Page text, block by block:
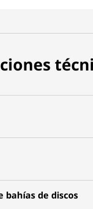
bahías de discos